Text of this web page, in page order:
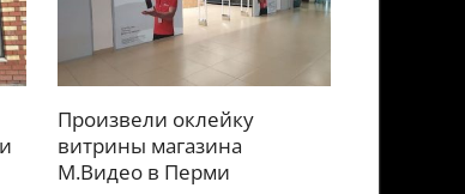
Произвели оклейку
витрины магазина
М.Видео в Перми